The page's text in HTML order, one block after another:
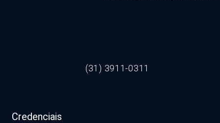
(31) 3911-0311
Credenciais